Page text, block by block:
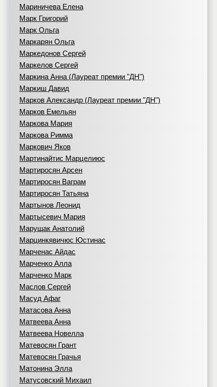
Мариничева Елена
Марк Григорий
Марк Ольга
Маркарян Ольга
Маркедонов Сергей
Маркелов Сергей
Маркина Анна (Лауреат премии "ДН")
Маркиш Давид
Марков Александр (Лауреат премии "ДН")
Марков Емельян
Маркова Мария
Маркова Римма
Маркович Яков
Мартинайтис Марцелиюс
Мартиросян Арсен
Мартиросян Ваграм
Мартиросян Татьяна
Мартынов Леонид
Мартысевич Мария
Марущак Анатолий
Марцинкявичюс Юстинас
Марченас Айдас
Марченко Алла
Марченко Марк
Маслов Сергей
Масуд Афаг
Матасова Анна
Матвеева Анна
Матвеева Новелла
Матевосян Грант
Матевосян Грачья
Матонина Элла
Матусовский Михаил